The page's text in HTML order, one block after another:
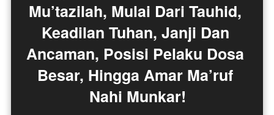
Mu’tazilah, Mulai Dari Tauhid,
Keadilan Tuhan, Janji Dan
Ancaman, Posisi Pelaku Dosa
Besar, Hingga Amar Ma’ruf
Nahi Munkar!